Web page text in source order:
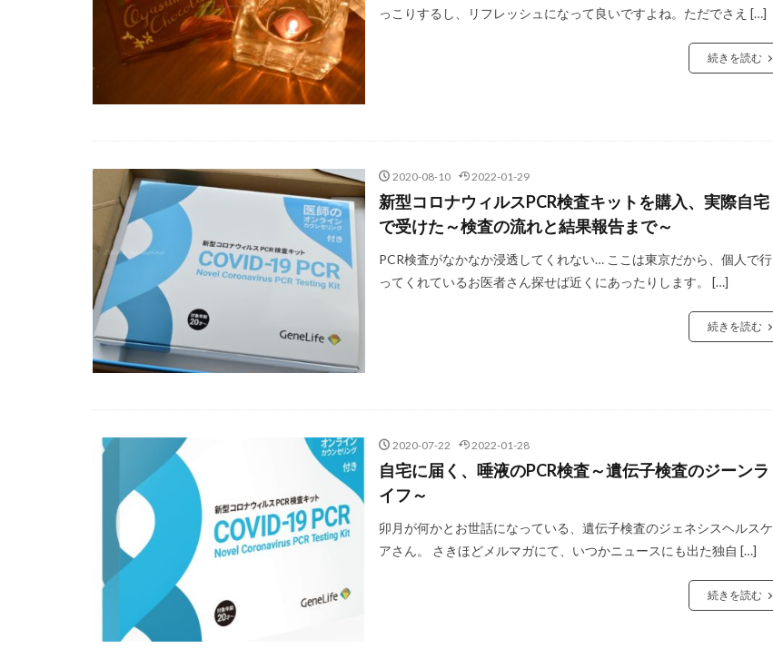
っこりするし、リフレッシュになって良いですよね。ただでさえ […]
続きを読む
2020-08-10 2022-01-29
新型コロナウィルスPCR検査キットを購入、実際自宅
で受けた～検査の流れと結果報告まで～
PCR検査がなかなか浸透してくれない… ここは東京だから、個人で行
ってくれているお医者さん探せば近くにあったりします。 […]
続きを読む
2020-07-22 2022-01-28
自宅に届く、唾液のPCR検査～遺伝子検査のジーンラ
イフ～
卯月が何かとお世話になっている、遺伝子検査のジェネシスヘルスケ
アさん。 さきほどメルマガにて、いつかニュースにも出た独自 […]
続きを読む